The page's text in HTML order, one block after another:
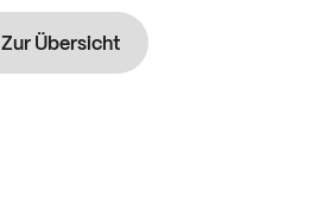
Zur Übersicht